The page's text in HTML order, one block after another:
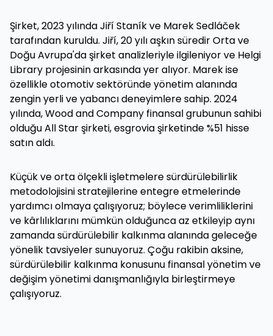
Şirket, 2023 yılında Jiří Staník ve Marek Sedláček
tarafından kuruldu. Jiří, 20 yılı aşkın süredir Orta ve
Doğu Avrupa'da şirket analizleriyle ilgileniyor ve Helgi
Library projesinin arkasında yer alıyor. Marek ise
özellikle otomotiv sektöründe yönetim alanında
zengin yerli ve yabancı deneyimlere sahip. 2024
yılında, Wood and Company finansal grubunun sahibi
olduğu All Star şirketi, esgrovia şirketinde %51 hisse
satın aldı.
Küçük ve orta ölçekli işletmelere sürdürülebilirlik
metodolojisini stratejilerine entegre etmelerinde
yardımcı olmaya çalışıyoruz; böylece verimliliklerini
ve kârlılıklarını mümkün olduğunca az etkileyip aynı
zamanda sürdürülebilir kalkınma alanında geleceğe
yönelik tavsiyeler sunuyoruz. Çoğu rakibin aksine,
sürdürülebilir kalkınma konusunu finansal yönetim ve
değişim yönetimi danışmanlığıyla birleştirmeye
çalışıyoruz.